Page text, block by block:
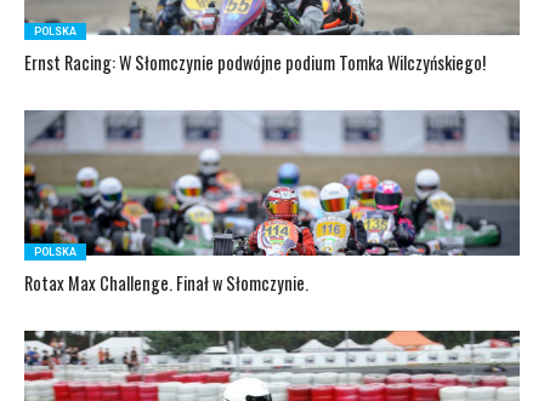
POLSKA
Ernst Racing: W Słomczynie podwójne podium Tomka Wilczyńskiego!
POLSKA
Rotax Max Challenge. Finał w Słomczynie.